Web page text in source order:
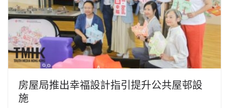
房屋局推出幸福設計指引提升公共屋邨設
施